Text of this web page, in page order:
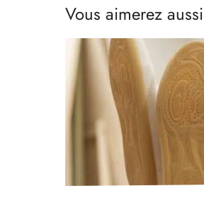
Vous aimerez